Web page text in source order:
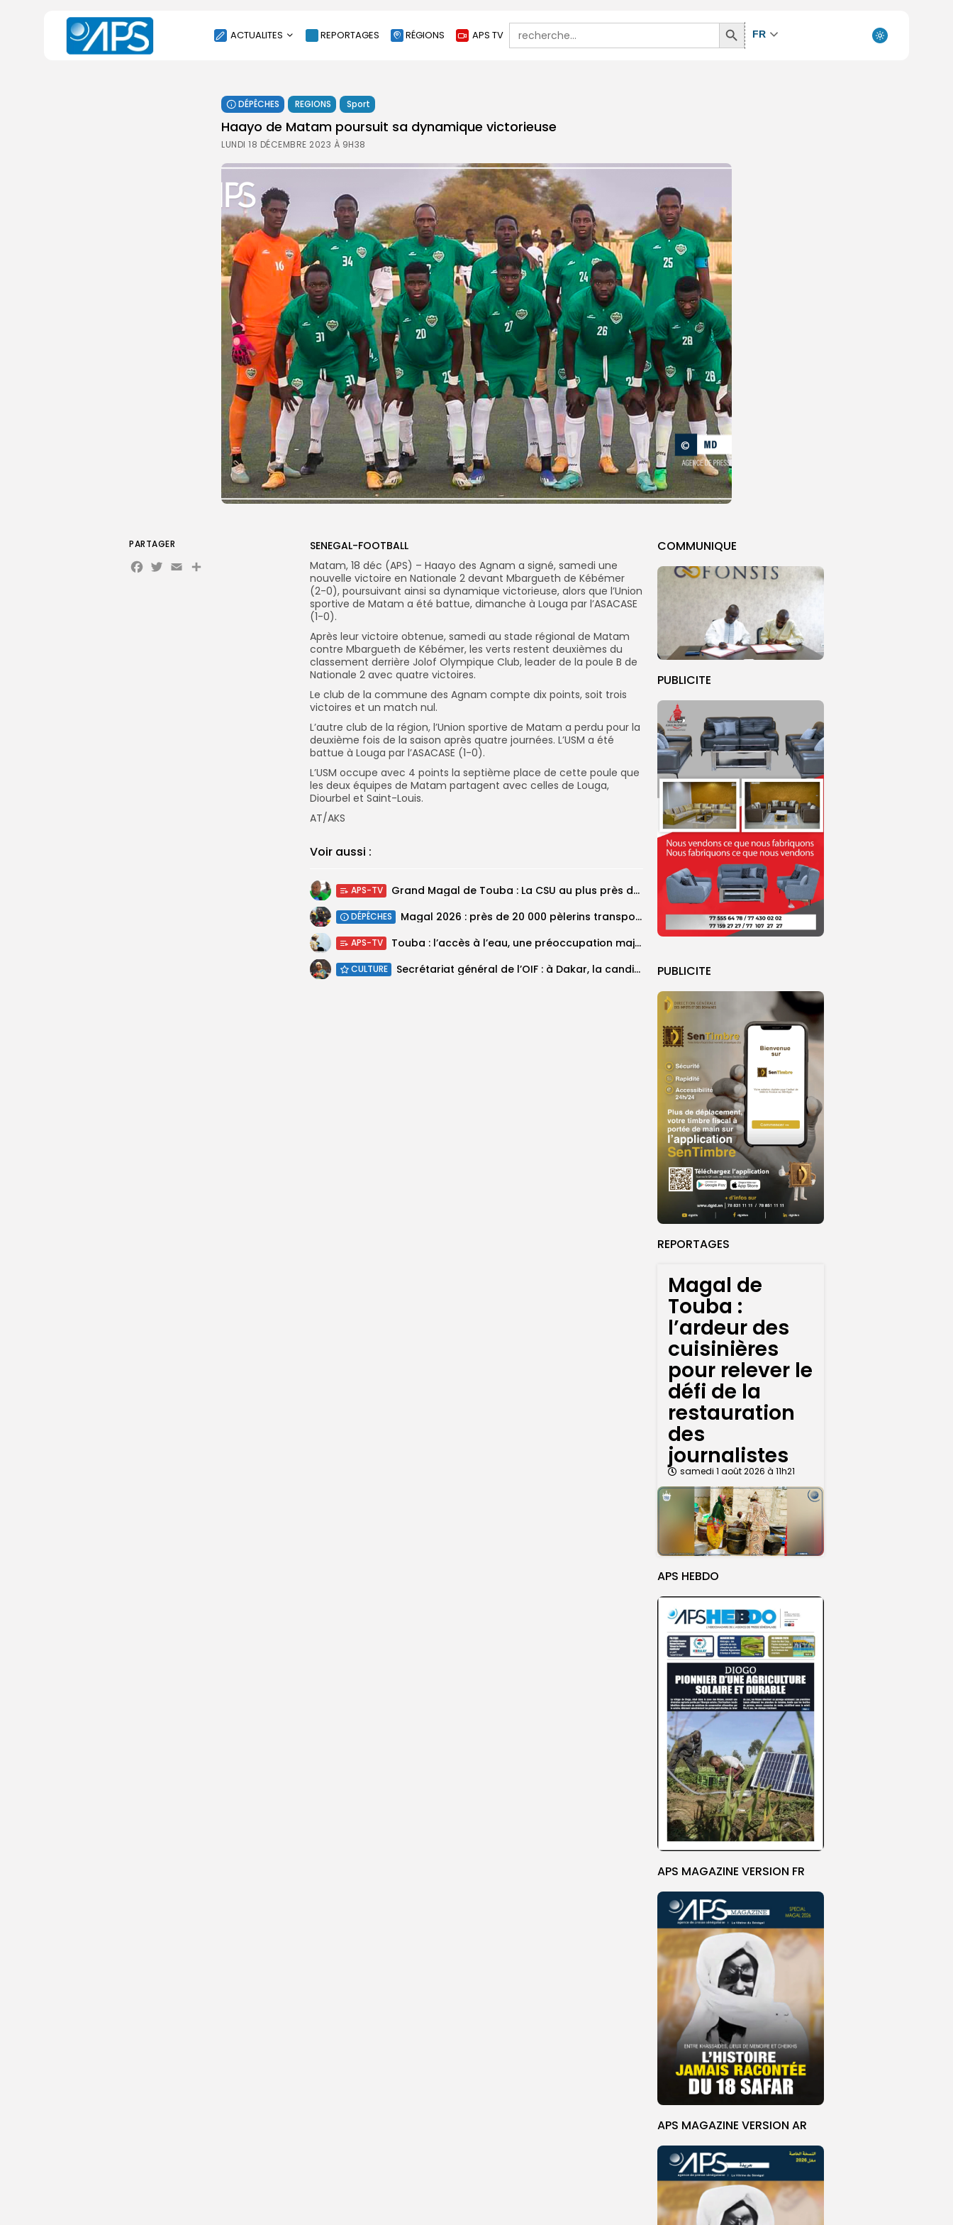
ACTUALITES
SOCIÉTÉ
ÉCONOMIE
CULTURE
SPORT
ENVIRONNEMENT
INTERNATIONAL
AGENDA
SANTE
REPORTAGES RÉGIONS APS TV
Search
for:
Search
Button
FR
DÉPÊCHES REGIONS Sport
Haayo de Matam poursuit sa dynamique victorieuse
LUNDI 18 DÉCEMBRE 2023 À 9H38
COMMUNIQUE
PUBLICITE
PUBLICITE
REPORTAGES
Magal de
Touba :
l’ardeur des
cuisinières
pour relever le
défi de la
restauration
des
journalistes
samedi 1 août 2026 à 11h21
APS HEBDO
APS MAGAZINE VERSION FR
APS MAGAZINE VERSION AR
SENEGAL-FOOTBALL
Matam, 18 déc (APS) – Haayo des Agnam a signé, samedi une
nouvelle victoire en Nationale 2 devant Mbargueth de Kébémer
(2-0), poursuivant ainsi sa dynamique victorieuse, alors que l’Union
sportive de Matam a été battue, dimanche à Louga par l’ASACASE
(1-0).
Après leur victoire obtenue, samedi au stade régional de Matam
contre Mbargueth de Kébémer, les verts restent deuxièmes du
classement derrière Jolof Olympique Club, leader de la poule B de
Nationale 2 avec quatre victoires.
Le club de la commune des Agnam compte dix points, soit trois
victoires et un match nul.
L’autre club de la région, l’Union sportive de Matam a perdu pour la
deuxième fois de la saison après quatre journées. L’USM a été
battue à Louga par l’ASACASE (1-0).
L’USM occupe avec 4 points la septième place de cette poule que
les deux équipes de Matam partagent avec celles de Louga,
Diourbel et Saint-Louis.
AT/AKS
Voir aussi :
APS-TV Grand Magal de Touba : La CSU au plus près des pèlerins
DÉPÊCHES Magal 2026 : près de 20 000 pèlerins transportés vers Touba en...
APS-TV Touba : l’accès à l’eau, une préoccupation majeure avant le Grand Magal
CULTURE Secrétariat général de l’OIF : à Dakar, la candidate Coumba Bâ, décline...
PARTAGER
Facebook
Twitter
EmailPartager